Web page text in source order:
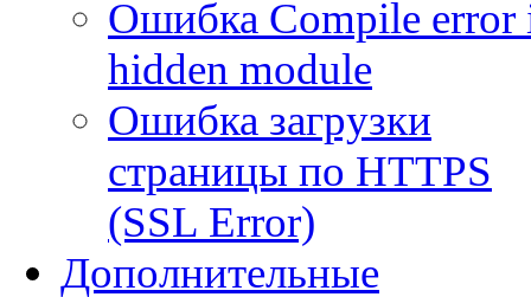
Ошибка Compile error
hidden module
Ошибка загрузки
страницы по HTTPS
(SSL Error)
Дополнительные